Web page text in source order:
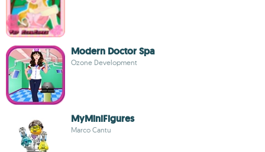
Modern Doctor Spa
Ozone Development
MyMiniFigures
Marco Cantu